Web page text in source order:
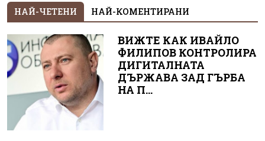
НАЙ-ЧЕТЕНИ НАЙ-КОМЕНТИРАНИ
ВИЖТЕ КАК ИВАЙЛО
ФИЛИПОВ КОНТРОЛИРА
ДИГИТАЛНАТА
ДЪРЖАВА ЗАД ГЪРБА
НА П...